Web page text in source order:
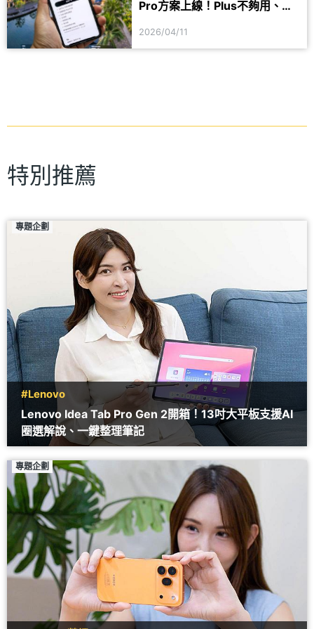
Pro方案上線！Plus不夠用、
2026/04/11
特別推薦
專題企劃
#Lenovo
Lenovo Idea Tab Pro Gen 2開箱！13吋大平板支援AI
圈選解說、一鍵整理筆記
專題企劃